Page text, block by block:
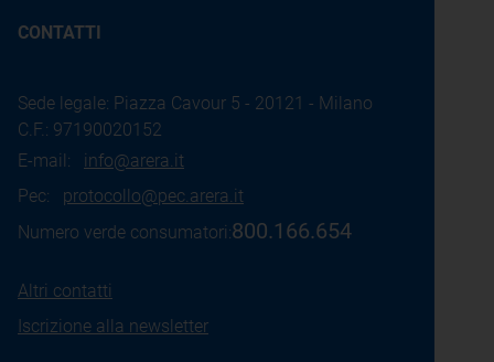
CONTATTI
Sede legale: Piazza Cavour 5 - 20121 - Milano
C.F.: 97190020152
E-mail: info@arera.it
Pec: protocollo@pec.arera.it
Numero verde consumatori:800.166.654
Altri contatti
Iscrizione alla newsletter